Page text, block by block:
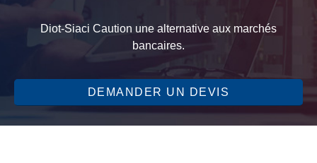
Diot-Siaci Caution une alternative aux marchés
bancaires.
DEMANDER UN DEVIS